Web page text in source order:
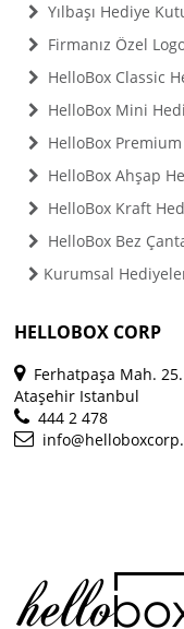
Yılbaşı Hediye
Firmanız Özel
HelloBox Classic
HelloBox Mini
HelloBox
HelloBox Ahşap
HelloBox Kraft
HelloBox Bez
Kurumsal
HELLOBOX CORP
Ferhatpaşa Mah.
Ataşehir Istanbul
444 2 478